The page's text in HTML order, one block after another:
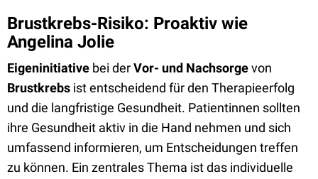
Brustkrebs-Risiko: Proaktiv wie
Angelina Jolie
Eigeninitiative bei derVor- und Nachsorgevon
Brustkrebs ist entscheidend für den Therapieerfolg
und die langfristige Gesundheit. Patientinnen sollten
ihre Gesundheit aktiv in die Hand nehmen und sich
umfassend informieren, um Entscheidungen treffen
zu können. Ein zentrales Thema ist das individuelle